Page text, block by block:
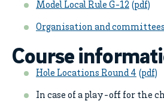
Model Local Rule G-12
Organisation and committees
Course
Hole Locations Round 4
In case of a play-off for the